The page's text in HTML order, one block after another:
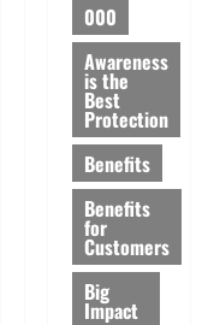
000
Awareness
is the
Best
Protection
Benefits
Benefits
for
Customers
Big
Impact